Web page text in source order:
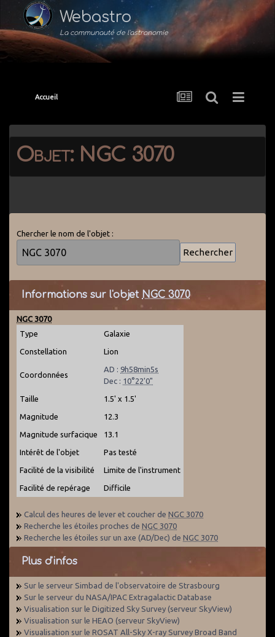
Webastro
La communauté de l'astronomie
Accueil
Objet: NGC 3070
Chercher le nom de l'objet :
Informations sur l'objet NGC 3070
NGC 3070
Type
Galaxie
Constellation Lion
Coordonnées
AD : 9h58min5s
Dec : 10°22'0"
Taille 1.5' x 1.5'
Magnitude 12.3
Magnitude surfacique 13.1
Intérêt de l'objet Pas testé
Facilité de la visibilité Limite de l'instrument
Facilité de repérage Difficile
Calcul des heures de lever et coucher de NGC 3070
Recherche les étoiles proches de NGC 3070
Recherche les étoiles sur un axe (AD/Dec) de NGC 3070
Plus d'infos
Sur le serveur Simbad de l'observatoire de Strasbourg
Sur le serveur du NASA/IPAC Extragalactic Database
Visualisation sur le Digitized Sky Survey (serveur SkyView)
Visualisation sur le HEAO (serveur SkyView)
Visualisation sur le ROSAT All-Sky X-ray Survey Broad Band